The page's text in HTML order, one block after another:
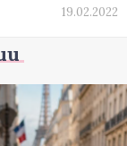
19.02.2022